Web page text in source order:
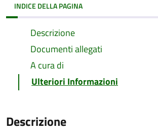
INDICE DELLA PAGINA
Descrizione
Documenti allegati
A cura di
Ulteriori Informazioni
Descrizione